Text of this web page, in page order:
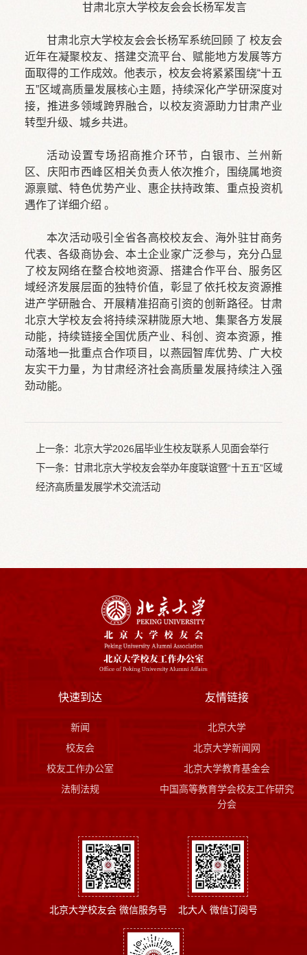
甘肃北京大学校友会会长杨军发言
甘肃北京大学校友会会长杨军系统回顾 了 校友会
近年在凝聚校友、搭建交流平台、赋能地方发展等方
面取得的工作成效。他表示，校友会将紧紧围绕“十五
五”区域高质量发展核心主题，持续深化产学研深度对
接，推进多领域跨界融合，以校友资源助力甘肃产业
转型升级、城乡共进。
活动设置专场招商推介环节，白银市、兰州新
区、庆阳市西峰区相关负责人依次推介，围绕属地资
源禀赋、特色优势产业、惠企扶持政策、重点投资机
遇作了详细介绍 。
本次活动吸引全省各高校校友会、海外驻甘商务
代表、各级商协会、本土企业家广泛参与，充分凸显
了校友网络在整合校地资源、搭建合作平台、服务区
域经济发展层面的独特价值，彰显了依托校友资源推
进产学研融合、开展精准招商引资的创新路径。甘肃
北京大学校友会将持续深耕陇原大地、集聚各方发展
动能，持续链接全国优质产业、科创、资本资源，推
动落地一批重点合作项目，以燕园智库优势、广大校
友实干力量，为甘肃经济社会高质量发展持续注入强
劲动能。
上一条： 北京大学2026届毕业生校友联系人见面会举行
下一条： 甘肃北京大学校友会举办年度联谊暨“十五五”区域
经济高质量发展学术交流活动
快速到达
新闻
校友会
校友工作办公室
法制法规
友情链接
北京大学
北京大学新闻网
北京大学教育基金会
中国高等教育学会校友工作研究
分会
北京大学校友会 微信服务号 北大人 微信订阅号